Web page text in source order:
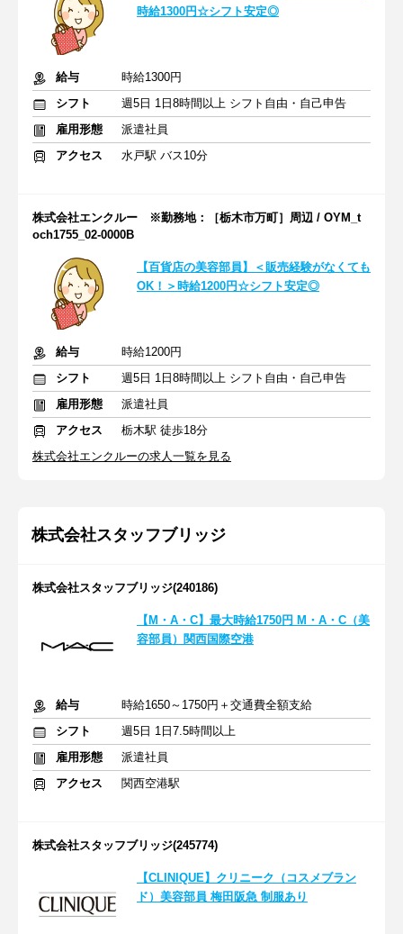
時給1300円☆シフト安定◎
給与
時給1300円
シフト
週5日 1日8時間以上 シフト自由・自己申告
雇用形態
派遣社員
アクセス
水戸駅 バス10分
株式会社エンクルー ※勤務地：［栃木市万町］周辺 / OYM_t
och1755_02-0000B
【百貨店の美容部員】＜販売経験がなくても
OK！＞時給1200円☆シフト安定◎
給与
時給1200円
シフト
週5日 1日8時間以上 シフト自由・自己申告
雇用形態
派遣社員
アクセス
栃木駅 徒歩18分
株式会社エンクルーの求人一覧を見る
株式会社スタッフブリッジ
株式会社スタッフブリッジ(240186)
【M・A・C】最大時給1750円 M・A・C（美
容部員）関西国際空港
給与
時給1650～1750円＋交通費全額支給
シフト
週5日 1日7.5時間以上
雇用形態
派遣社員
アクセス
関西空港駅
株式会社スタッフブリッジ(245774)
【CLINIQUE】クリニーク（コスメブラン
ド）美容部員 梅田阪急 制服あり